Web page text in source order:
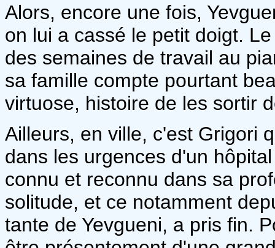
Alors, encore une fois,
on lui a cassé le petit doigt.
des semaines de travail au
sa famille compte pourtant
virtuose, histoire de les sortir
Ailleurs, en ville, c'est Grigori
dans les urgences d'un
connu et reconnu dans sa
solitude, et ce notamment
tante de Yevgueni, a pris fin.